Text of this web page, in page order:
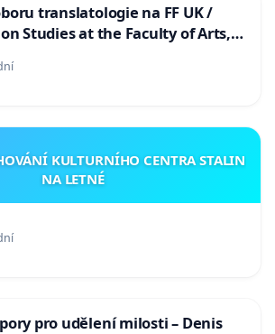
translatologie na FF UK /
Studies at the Faculty of Arts,
KULTURNÍHO CENTRA STALIN
NA LETNÉ
pro udělení milosti – Denis